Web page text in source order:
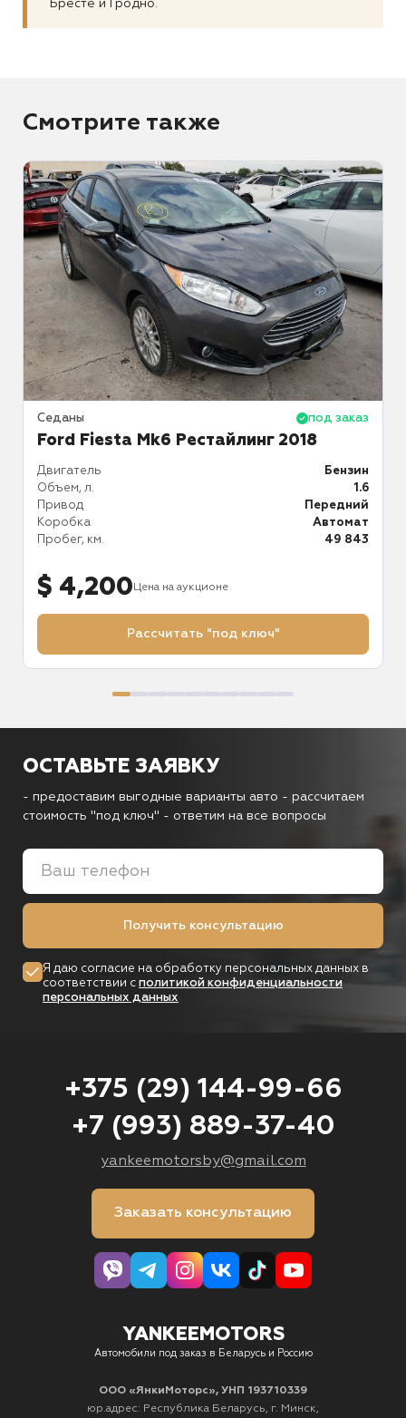
Бресте и Гродно.
Смотрите также
Седаны под заказ
Ford Fiesta Mk6 Рестайлинг 2018
Двигатель
Бензин
Объем, л.
1.6
Привод
Передний
Коробка
Автомат
Пробег, км.
49 843
$ 4,200 Цена на аукционе
Рассчитать "под ключ"
ОСТАВЬТЕ ЗАЯВКУ
- предоставим выгодные варианты авто - рассчитаем
стоимость "под ключ" - ответим на все вопросы
Получить консультацию
Я даю согласие на обработку персональных данных в
соответствии с политикой конфиденциальности
персональных данных
+375 (29) 144-99-66
+7 (993) 889-37-40
yankeemotorsby@gmail.com
Заказать консультацию
YANKEEMOTORS
Автомобили под заказ в Беларусь и Россию
ООО «ЯнкиМоторс», УНП 193710339
юр.адрес: Республика Беларусь, г. Минск,